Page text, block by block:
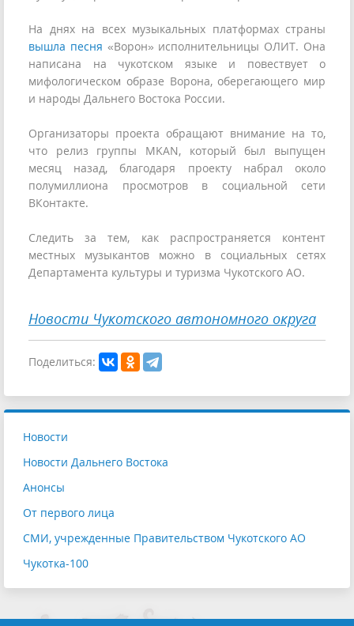
На днях на всех музыкальных платформах страны
вышла песня «Ворон» исполнительницы ОЛИТ. Она
написана на чукотском языке и повествует о
мифологическом образе Ворона, оберегающего мир
и народы Дальнего Востока России.
Организаторы проекта обращают внимание на то,
что релиз группы MKAN, который был выпущен
месяц назад, благодаря проекту набрал около
полумиллиона просмотров в социальной сети
ВКонтакте.
Следить за тем, как распространяется контент
местных музыкантов можно в социальных сетях
Департамента культуры и туризма Чукотского АО.
Новости Чукотского автономного округа
Поделиться:
Новости
Новости Дальнего Востока
Анонсы
От первого лица
СМИ, учрежденные Правительством Чукотского АО
Чукотка-100